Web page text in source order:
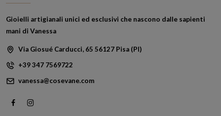
Gioielli artigianali unici ed esclusivi che nascono dalle sapienti
mani di Vanessa
Via Giosué Carducci, 65 56127 Pisa (PI)
+39 347 7569722
vanessa@cosevane.com